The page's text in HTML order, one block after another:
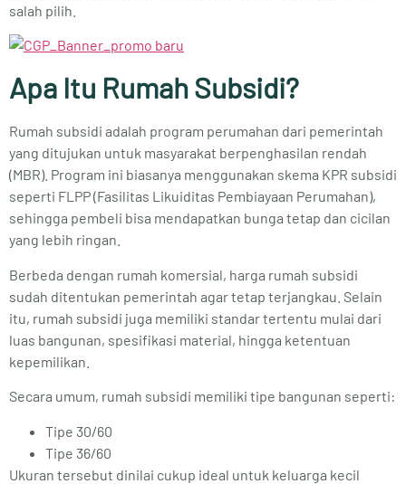
salah pilih.
Apa Itu Rumah Subsidi?
Rumah subsidi adalah program perumahan dari pemerintah
yang ditujukan untuk masyarakat berpenghasilan rendah
(MBR). Program ini biasanya menggunakan skema KPR subsidi
seperti FLPP (Fasilitas Likuiditas Pembiayaan Perumahan),
sehingga pembeli bisa mendapatkan bunga tetap dan cicilan
yang lebih ringan.
Berbeda dengan rumah komersial, harga rumah subsidi
sudah ditentukan pemerintah agar tetap terjangkau. Selain
itu, rumah subsidi juga memiliki standar tertentu mulai dari
luas bangunan, spesifikasi material, hingga ketentuan
kepemilikan.
Secara umum, rumah subsidi memiliki tipe bangunan seperti:
Tipe 30/60
Tipe 36/60
Ukuran tersebut dinilai cukup ideal untuk keluarga kecil